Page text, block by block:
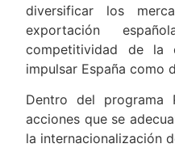
diversificar los
exportación
competitividad de la
impulsar España como
Dentro del programa
acciones que se
la internacionalización